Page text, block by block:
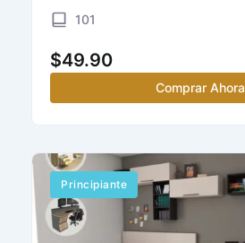
101
$49.90
Comprar Ahora
Principiante